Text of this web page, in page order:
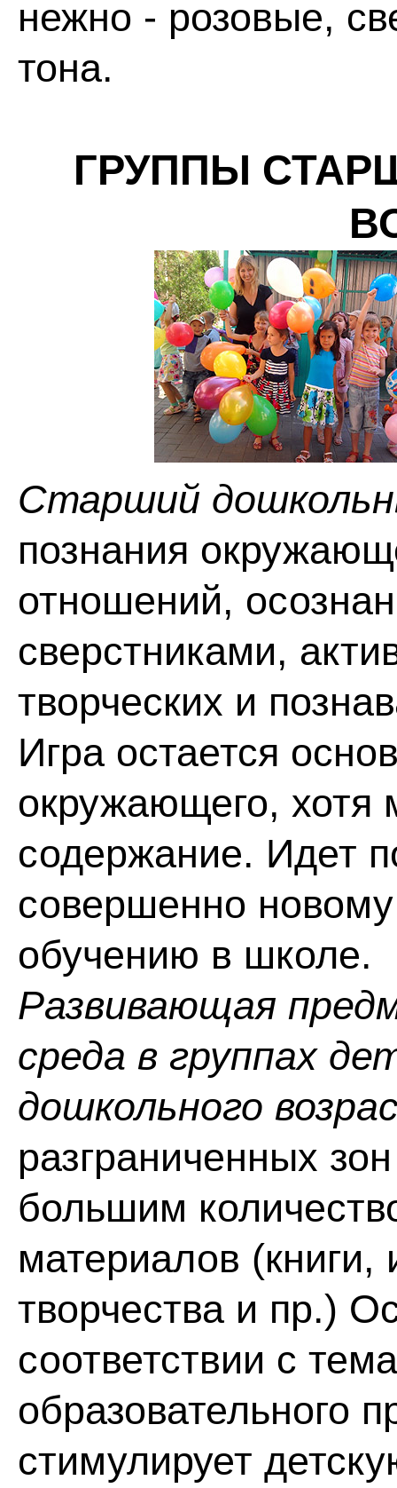
нежно - розовые,
тона.
ГРУППЫ
Старший
познания
отношений,
сверстниками,
творческих и
Игра остается
окружающего,
содержание. Идет
совершенно
обучению в школе.
Развивающая
среда в группах
дошкольного
разграниченных
большим
материалов
творчества и пр.)
соответствии с
образовательного
стимулирует